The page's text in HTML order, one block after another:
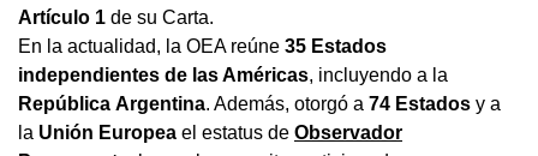
Artículo 1 de su Carta.
En la actualidad, la OEA reúne 35 Estados
independientes de las Américas, incluyendo a la
República Argentina. Además, otorgó a 74 Estados y a
la Unión Europea el estatus de Observador